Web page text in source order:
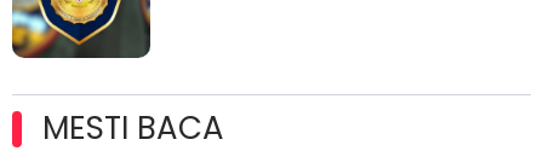
MESTI BACA